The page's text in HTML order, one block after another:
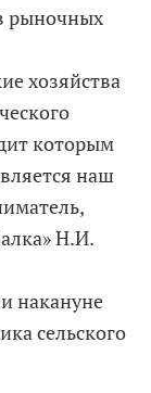
рыночных
хозяйства
которым
наш
Н.И.
накануне
сельского